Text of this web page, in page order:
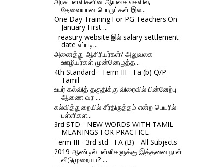
தேவையான பொருட்கள் இல...
One Day Training For PG Teachers On
January First ...
Treasury website இல் salary settlement
date எப்படி...
அனைத்து ஆசிரியர்கள்/ அலுவலக
ஊழியர்கள் முன்னெழுத்த...
4th Standard - Term III - Fa (b) Q/P -
Tamil
உயர் கல்வித் தகுதிக்கு விரைவில் பின்னேற்பு
ஆணை வர ...
கல்வித்துறையில் சீர்திருத்தம் என்ற பெயரில்
பள்ளிகள...
3rd STD - NEW WORDS WITH TAMIL
MEANINGS FOR PRACTICE
Term III - 3rd std - FA (B) - All Subjects
2019 ஆண்டில் பள்ளிகளுக்கு இத்தனை நாள்
விடுமுறையா? ...